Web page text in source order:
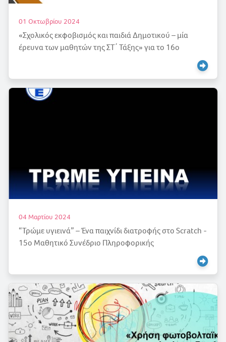
01 Οκτωβρίου 2024
«Σχολικός εκφοβισμός και παιδιά Δημοτικού – μία
έρευνα των μαθητών της ΣΤ΄ Τάξης» για το 16ο
04 Μαρτίου 2024
“Τρώμε υγιεινά” – Ένα παιχνίδι διατροφής στο Scratch -
15ο Μαθητικό Συνέδριο Πληροφορικής